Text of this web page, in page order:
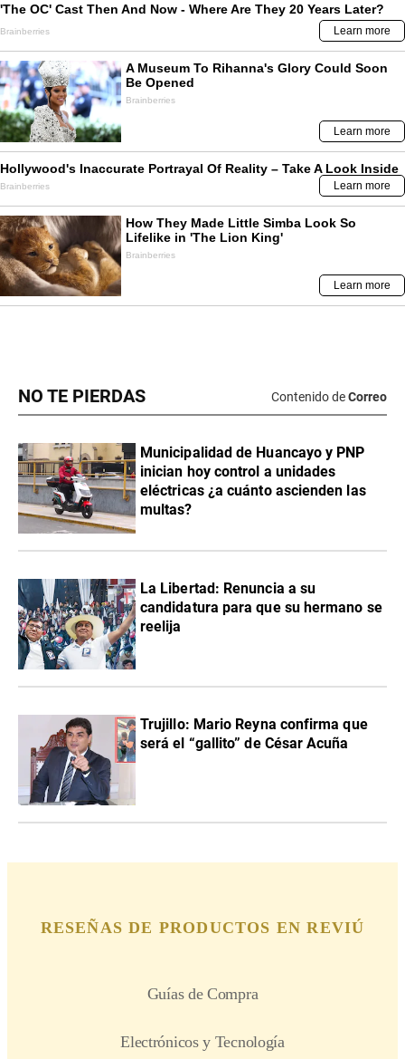
NO TE PIERDAS Contenido deCorreo
Municipalidad de Huancayo y PNP
inician hoy control a unidades
eléctricas ¿a cuánto ascienden las
multas?
La Libertad: Renuncia a su
candidatura para que su hermano se
reelija
Trujillo: Mario Reyna confirma que
será el “gallito” de César Acuña